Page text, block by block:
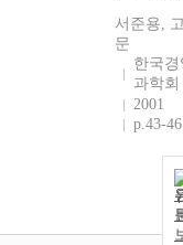
서준용,
문
한국경
과학회
2001
p.43-46